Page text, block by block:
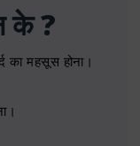
के ?
का महसूस होना।